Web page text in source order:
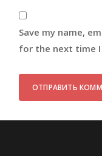
Save my name,
for the next time